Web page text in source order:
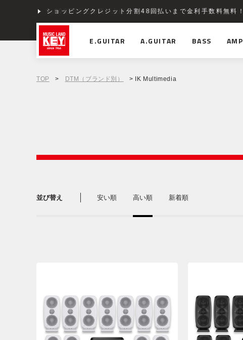
ショッピングクレジット分割48回払いまで金利手数料無料！
E.GUITAR A.GUITAR BASS AMP
TOP > DTM（ブランド別） > IK Multimedia
並び替え 安い順 高い順 新着順